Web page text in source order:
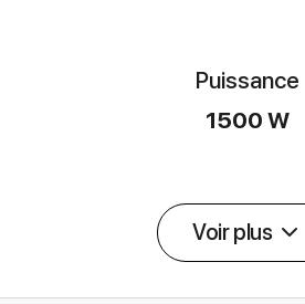
Puissance
1500 W
Voir plus